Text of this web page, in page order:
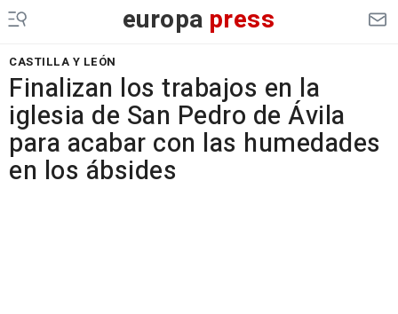
europa press
CASTILLA Y LEÓN
Finalizan los trabajos en la
iglesia de San Pedro de Ávila
para acabar con las humedades
en los ábsides